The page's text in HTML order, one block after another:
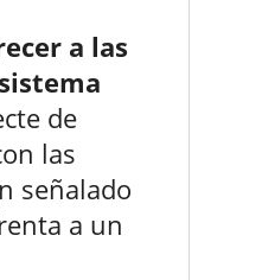
a las
de
las
señalado
a un